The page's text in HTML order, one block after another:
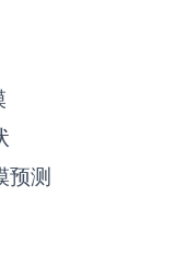
预测